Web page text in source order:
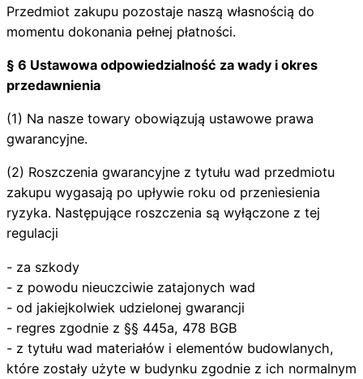
Przedmiot zakupu pozostaje naszą własnością do
momentu dokonania pełnej płatności.
§ 6 Ustawowa odpowiedzialność za wady i okres
przedawnienia
(1) Na nasze towary obowiązują ustawowe prawa
gwarancyjne.
(2) Roszczenia gwarancyjne z tytułu wad przedmiotu
zakupu wygasają po upływie roku od przeniesienia
ryzyka. Następujące roszczenia są wyłączone z tej
regulacji
- za szkody
- z powodu nieuczciwie zatajonych wad
- od jakiejkolwiek udzielonej gwarancji
- regres zgodnie z §§ 445a, 478 BGB
- z tytułu wad materiałów i elementów budowlanych,
które zostały użyte w budynku zgodnie z ich normalnym